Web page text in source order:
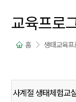
교육프로
홈 생태교육프
사계절 생태체험교